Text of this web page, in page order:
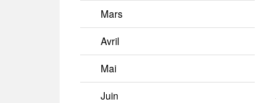
Mars
Avril
Mai
Juin